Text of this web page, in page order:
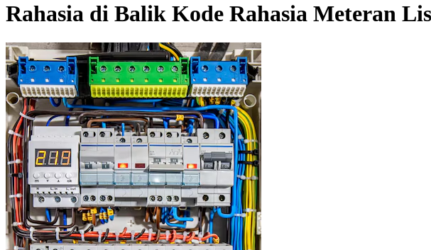
Rahasia di Balik Kode Rahasia Meteran